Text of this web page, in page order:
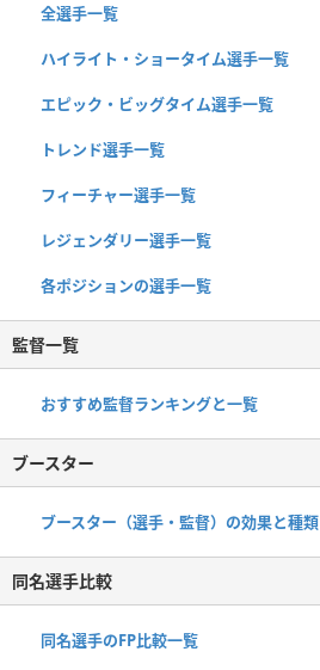
全選手一覧
ハイライト・ショータイム選手一覧
エピック・ビッグタイム選手一覧
トレンド選手一覧
フィーチャー選手一覧
レジェンダリー選手一覧
各ポジションの選手一覧
監督一覧
おすすめ監督ランキングと一覧
ブースター
ブースター（選手・監督）の効果と種類
同名選手比較
同名選手のFP比較一覧